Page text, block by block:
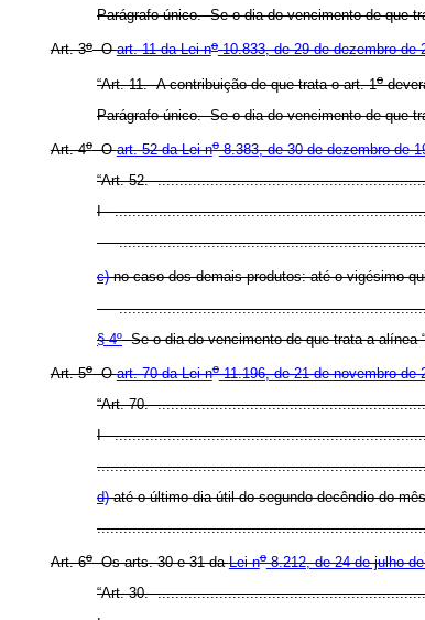
Parágrafo único. Se o dia do vencimento de que
Art. 3oOart. 11 da Lei no10.833, de 29 de dezembro de
“Art. 11. A contribuição de que trata o art. 1o
Parágrafo único. Se o dia do vencimento de que
Art. 4oOart. 52 da Lei no8.383, de 30 de dezembro de
“Art. 52.
I -
c)no caso dos demais produtos: até o vigésimo
§ 4ºSe o dia do vencimento de que trata a alínea
Art. 5oOart. 70 da Lei no11.196, de 21 de novembro de
“Art. 70.
I -
d)até o último dia útil do segundo decêndio do
Art. 6oOs arts. 30 e 31 daLei no8.212, de 24 de julho
“Art. 30.